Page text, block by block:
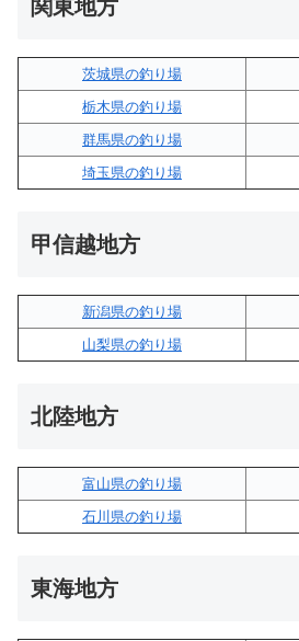
関東地方
茨城県の釣り場
栃木県の釣り場
群馬県の釣り場
埼玉県の釣り場
甲信越地方
新潟県の釣り場
山梨県の釣り場
北陸地方
富山県の釣り場
石川県の釣り場
東海地方